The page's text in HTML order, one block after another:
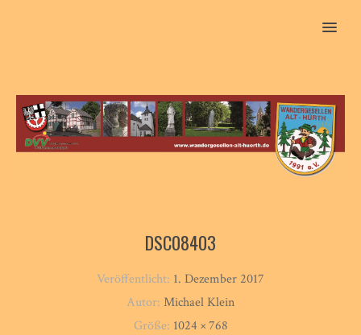
MENU
DSC08403
Veröffentlicht: 1. Dezember 2017
Autor: Michael Klein
Größe: 1024 × 768